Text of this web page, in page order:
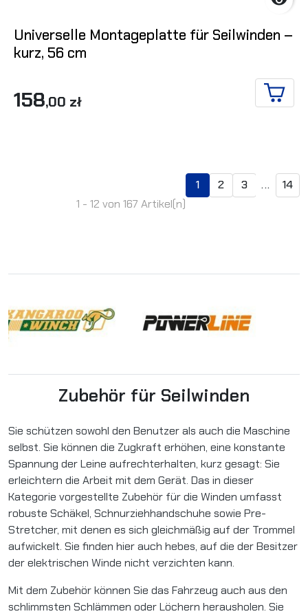
Universelle Montageplatte für Seilwinden –
kurz, 56 cm
158,00 zł IN
1 - 12 von 167 Artikel(n)
1 2 3 ... 14
Zubehör für Seilwinden
Sie schützen sowohl den Benutzer als auch die Maschine
selbst. Sie können die Zugkraft erhöhen, eine konstante
Spannung der Leine aufrechterhalten, kurz gesagt: Sie
erleichtern die Arbeit mit dem Gerät. Das in dieser
Kategorie vorgestellte Zubehör für die Winden umfasst
robuste Schäkel, Schnurziehhandschuhe sowie Pre-
Stretcher, mit denen es sich gleichmäßig auf der Trommel
aufwickelt. Sie finden hier auch hebes, auf die der Besitzer
der elektrischen Winde nicht verzichten kann.
Mit dem Zubehör können Sie das Fahrzeug auch aus den
schlimmsten Schlämmen oder Löchern herausholen. Sie